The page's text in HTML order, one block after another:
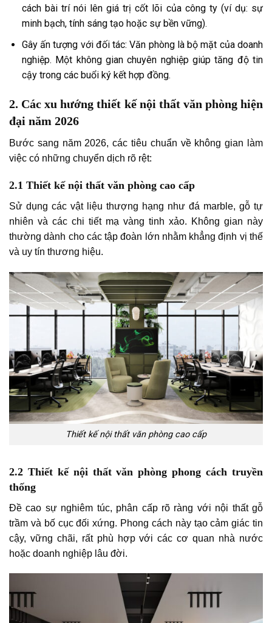
cách bài trí nói lên giá trị cốt lõi của công ty (ví dụ: sự
minh bạch, tính sáng tạo hoặc sự bền vững).
Gây ấn tượng với đối tác: Văn phòng là bộ mặt của doanh
nghiệp. Một không gian chuyên nghiệp giúp tăng độ tin
cậy trong các buổi ký kết hợp đồng.
2. Các xu hướng thiết kế nội thất văn phòng hiện
đại năm 2026
Bước sang năm 2026, các tiêu chuẩn về không gian làm
việc có những chuyển dịch rõ rệt:
2.1 Thiết kế nội thất văn phòng cao cấp
Sử dụng các vật liệu thượng hạng như đá marble, gỗ tự
nhiên và các chi tiết mạ vàng tinh xảo. Không gian này
thường dành cho các tập đoàn lớn nhằm khẳng định vị thế
và uy tín thương hiệu.
Thiết kế nội thất văn phòng cao cấp
2.2 Thiết kế nội thất văn phòng phong cách truyền
thống
Đề cao sự nghiêm túc, phân cấp rõ ràng với nội thất gỗ
trầm và bố cục đối xứng. Phong cách này tạo cảm giác tin
cậy, vững chãi, rất phù hợp với các cơ quan nhà nước
hoặc doanh nghiệp lâu đời.